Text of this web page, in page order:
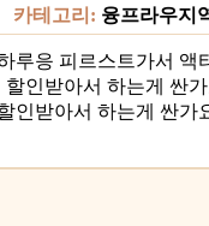
카테고리: 융프라우지
루응 피르스트가서 액
인받아서 하는게 싼
인받아서 하는게 싼가